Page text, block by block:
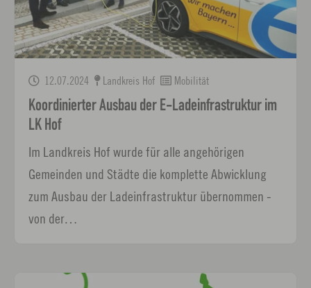
12.07.2024 Landkreis Hof Mobilität
Koordinierter Ausbau der E-Ladeinfrastruktur im
LK Hof
Im Landkreis Hof wurde für alle angehörigen
Gemeinden und Städte die komplette Abwicklung
zum Ausbau der Ladeinfrastruktur übernommen -
von der…